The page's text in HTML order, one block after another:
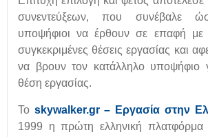
συνεντεύξεων, που συνέβαλε
υποψήφιοι να έρθουν σε επαφή με
συγκεκριμένες θέσεις εργασίας και
να βρουν τον κατάλληλο υποψήφιο
θέση εργασίας.
Το skywalker.gr – Εργασία στην
1999 η πρώτη ελληνική πλατφόρμα